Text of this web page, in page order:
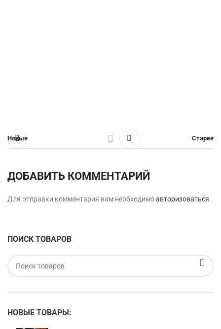
Новые Старее
ДОБАВИТЬ КОММЕНТАРИЙ
Для отправки комментария вам необходимоавторизоваться.
ПОИСК ТОВАРОВ
НОВЫЕ ТОВАРЫ: